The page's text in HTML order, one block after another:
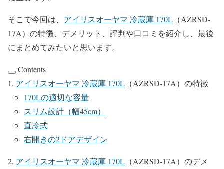
そこで今回は、 アイリスオーヤマ 冷蔵庫 170L （AZRSD-
17A）の特徴、デメリット、評判や口コミを紹介し、最後
にまとめてみたいと思います。
Contents
アイリスオーヤマ 冷蔵庫 170L （AZRSD-17A）の特徴
170Lの適切な容量
スリム設計（幅45cm）
直冷式
右開きの2ドアデザイン
アイリスオーヤマ 冷蔵庫 170L （AZRSD-17A）のデメ